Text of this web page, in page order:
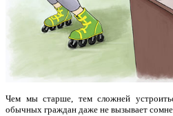
Чем мы старше, тем сложней
обычных граждан даже не вызывает